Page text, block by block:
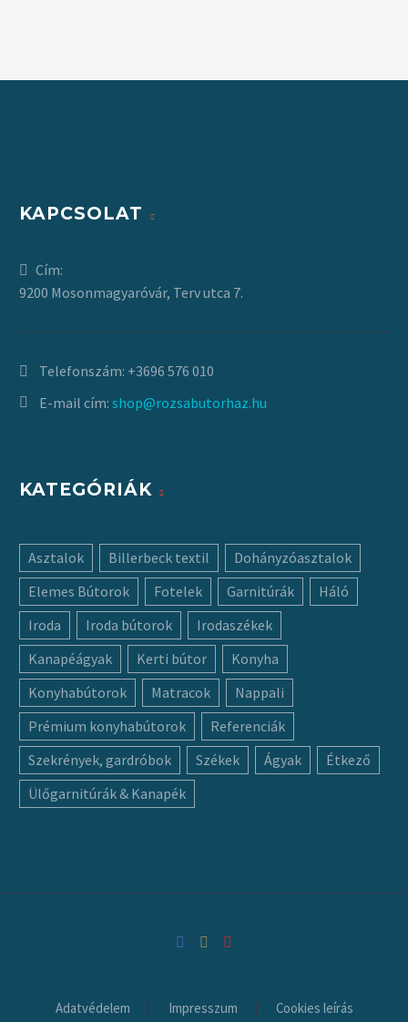
KAPCSOLAT
Cím:
9200 Mosonmagyaróvár, Terv utca 7.
Telefonszám: +3696 576 010
E-mail cím: shop@rozsabutorhaz.hu
KATEGÓRIÁK
Asztalok Billerbeck textil
Dohányzóasztalok
Elemes Bútorok
Fotelek Garnitúrák
Háló
Iroda
Iroda bútorok
Irodaszékek
Kanapéágyak
Kerti bútor
Konyha
Konyhabútorok
Matracok
Nappali
Prémium konyhabútorok
Referenciák
Szekrények, gardróbok
Székek Ágyak
Étkező
Ülőgarnitúrák & Kanapék
Adatvédelem Impresszum Cookies leírás